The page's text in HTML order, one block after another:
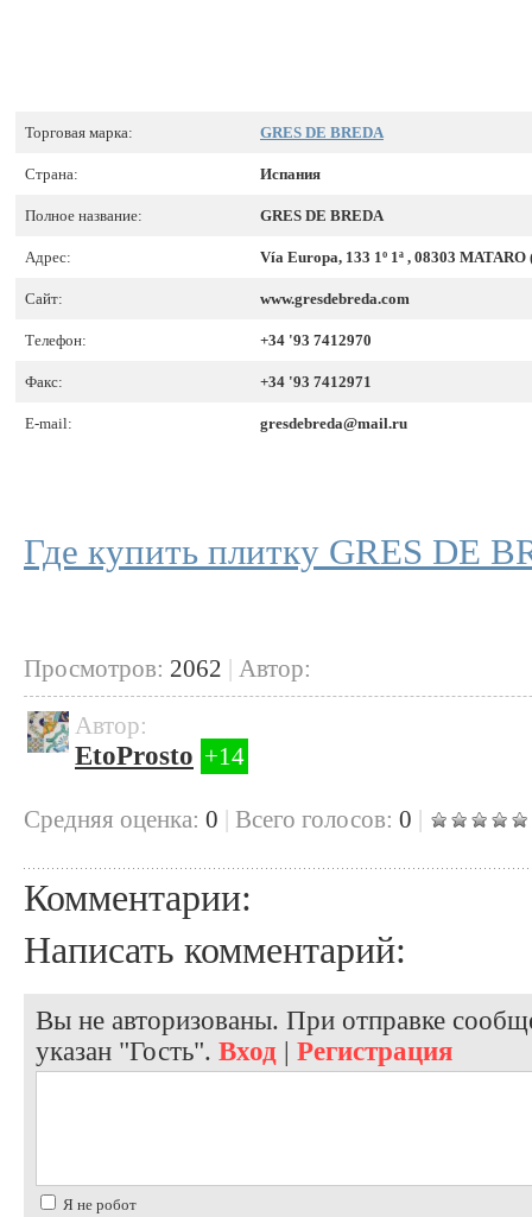
Торговая марка: GRES DE BREDA
Страна: Испания
Полное название: GRES DE BREDA
Адрес: Vía Europa, 133 1º 1ª , 08303
Сайт: www.gresdebreda.com
Телефон: +34 '93 7412970
Факс: +34 '93 7412971
E-mail: gresdebreda@mail.ru
Где купить плитку GRES DE
Просмотров: 2062 | Автор:
Автор:
EtoProsto +14
Cредняя оценка: 0 | Всего голосов: 0 |
Комментарии:
Написать комментарий:
Вы не авторизованы. При отправке
указан "Гость". Вход | Регистрация
Я не робот